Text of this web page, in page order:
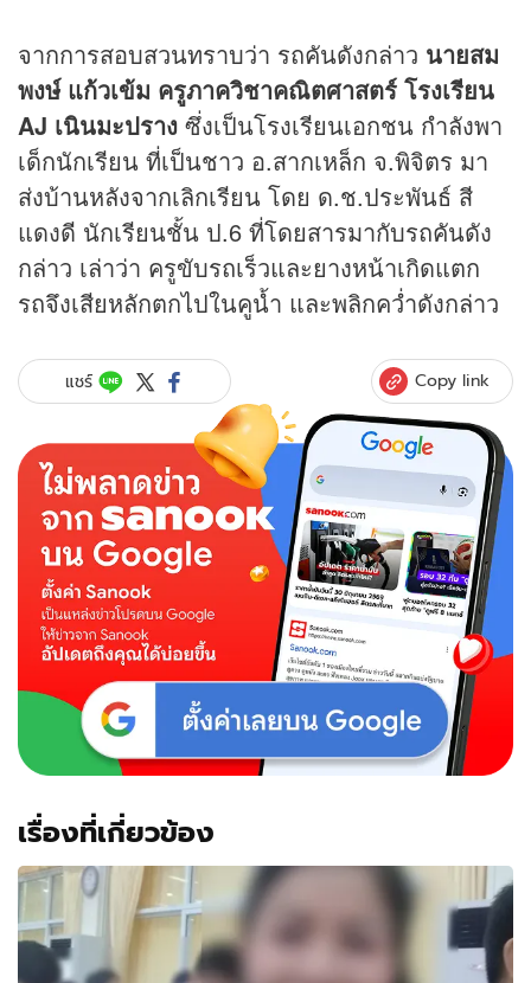
จากการสอบสวนทราบว่า รถคันดังกล่าว นายสม
พงษ์ แก้วเข้ม ครูภาควิชาคณิตศาสตร์ โรงเรียน
AJ เนินมะปราง ซึ่งเป็นโรงเรียนเอกชน กำลังพา
เด็กนักเรียน ที่เป็นชาว อ.สากเหล็ก จ.พิจิตร มา
ส่งบ้านหลังจากเลิกเรียน โดย ด.ช.ประพันธ์ สี
แดงดี นักเรียนชั้น ป.6 ที่โดยสารมากับรถคันดัง
กล่าว เล่าว่า ครูขับรถเร็วและยางหน้าเกิดแตก
รถจึงเสียหลักตกไปในคูน้ำ และพลิกคว่ำดังกล่าว
แชร์ Copy link
เรื่องที่เกี่ยวข้อง